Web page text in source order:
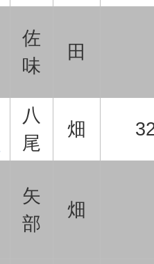
佐
味
田
八
尾
畑
矢
部
畑